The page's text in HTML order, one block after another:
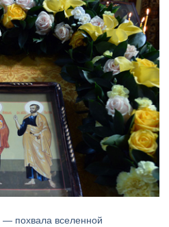
похвала вселенной